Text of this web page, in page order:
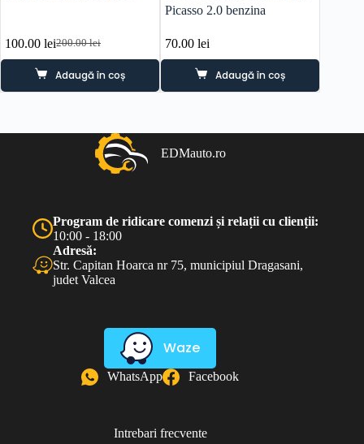
200.00lei
Prețul
inițial
a
fost:
100.00 leiPrețul
curent
este:
100.00 lei.
Adaugă în coș
Picasso 2.0 benzina
70.00lei
Adaugă în coș
EDMauto.ro
Program de ridicare comenzi și relații cu clienții:
10:00 - 18:00
Adresă:
Str. Capitan Hoarca nr 75, municipiul Dragasani,
judet Valcea
Waze
WhatsApp Facebook
Intrebari frecvente